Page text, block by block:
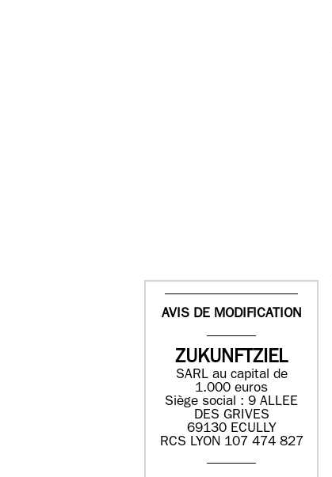
AVIS DE MODIFICATION
ZUKUNFTZIEL
SARL au capital de
1.000 euros
Siège social : 9 ALLEE
DES GRIVES
69130 ECULLY
RCS LYON 107 474 827